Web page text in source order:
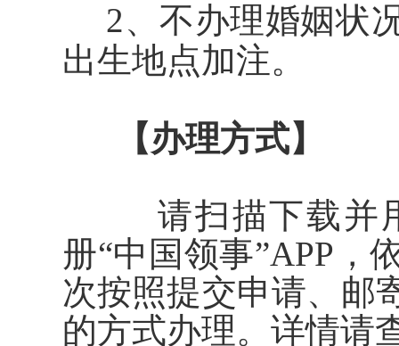
2、不办理婚姻状
出生地点加注。
【办理方式】
请扫描下载并
册“中国领事”APP，
次按照提交申请、邮
的方式办理。详情请